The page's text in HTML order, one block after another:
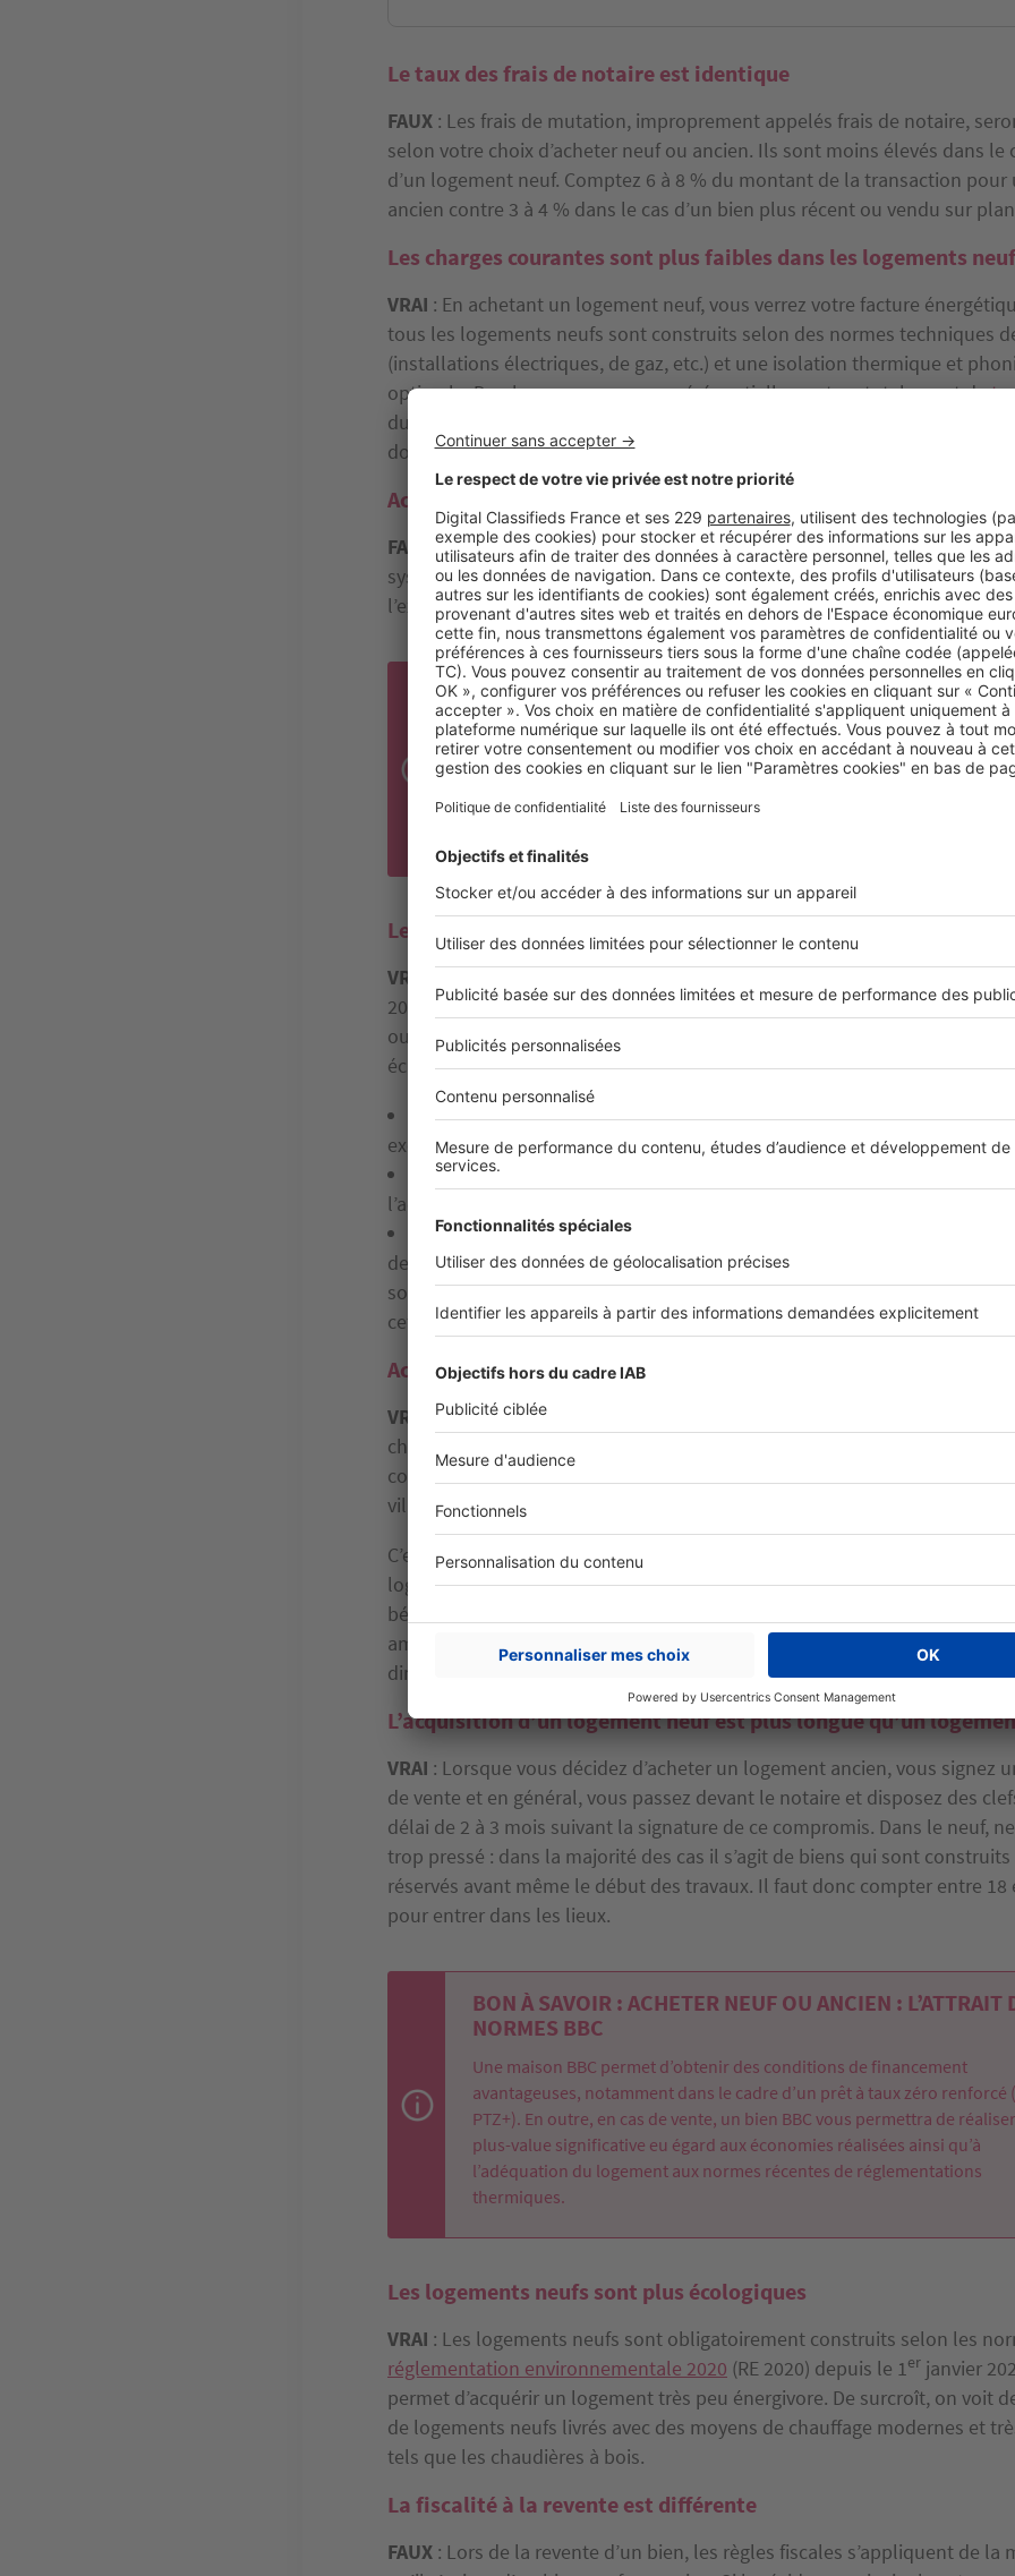
Le taux des frais de notaire est identique
FAUX : Les frais de mutation, improprement appelés frais de notaire,
selon votre choix d’acheter neuf ou ancien. Ils sont moins élevés dans le
d’un logement neuf. Comptez 6 à 8 % du montant de la transaction
ancien contre 3 à 4 % dans le cas d’un bien plus récent ou vendu sur
Les charges courantes sont plus faibles dans les logements
VRAI : En achetant un logement neuf, vous verrez votre facture
tous les logements neufs sont construits selon des normes techniques
(installations électriques, de gaz, etc.) et une isolation thermique et
optimale. De plus, vous serez exonéré partiellement ou totalement de
durant les deux premières années qui suivent l’achèvement de la
donc d’un autre critère déterminant pour acheter neuf ou ancien !
Acheter neuf ou ancien : pour se garer,
FAUX: Si vous disposez d’une voiture, sachez que les logements neufs
systématiquement livrés avec une place de parking, qu’elle soit en sous-
l’extérieur. Cela n’est que très rarement le cas pour les logements
BON À SAVOIR :ACHETER NEUF OU ANCIEN : QUELLES
GARANTIES ?
Dans le cas de l’achat d’un logement neuf, vous bénéficiez de la
qui dure un an à compter de la date de réception de
bien. Cette garantie porte sur tous les défauts de conformité et
Le prix d’acquisition d’un logement neuf est plus élevé
VRAI
20 % par rapport à celui d’un bien immobilier dans l’ancien. Vous
ou ancien pour cette raison ? Pour rappel, certains critères peuvent
écart :
Un bien immobilier neuf est construit et équipé selon certaines
exonèrent l’acquéreur de tous travaux durant 10 à 20 ans.
Le bien dispose des garanties biennales et décennales qui offrent
l’acquéreur d’être indemnisé en cas de préjudice suite à la livraison du
En général, les biens immobiliers neufs sont systématiquement livrés
deux places de parking, comme nous l’avons vu précédemment. Ces
sont comprises dans le prix d’achat du logement, mais notez bien que
cet emplacement aurait une valeur de 7 000 à 20 000 €.
Acheter neuf ou ancien apporte un cadre de vie différent
VRAI
: En effet, si vous souhaitez vivre en centre-ville, sachez que vous
chance d’y trouver un logement dans le neuf. Pour que des logements
construits, il faut des terrains disponibles, et c’est bien souvent à la
villes voire à l’extérieur que vous avez le plus de chance de les trouver.
C’est pourquoi le cadre de vie diffère selon votre choix : en jetant votre
logement ancien, vous avez plus de chance de vivre au plus près du
bénéficier des commodités qu’il offre. Mais si le neuf a votre préférence,
amené à vivre en lisière de la zone urbaine, ce qui vous permet de profiter
diminution de la circulation automobile, de plus de calme.
L’acquisition d’un logement neuf est plus longue qu’un
VRAI : Lorsque vous décidez d’acheter un logement ancien, vous signez
de vente et en général, vous passez devant le notaire et disposez des
délai de 2 à 3 mois suivant la signature de ce compromis. Dans le neuf,
trop pressé : dans la majorité des cas il s’agit de biens qui sont
réservés avant même le début des travaux. Il faut donc compter entre 18
pour entrer dans les lieux.
BON À SAVOIR : ACHETER NEUF OU ANCIEN : L’ATTRAIT
NORMES BBC
Une maison BBC permet d’obtenir des conditions de financement
avantageuses, notamment dans le cadre d’un prêt à taux zéro renforcé
PTZ+). En outre, en cas de vente, un bien BBC vous permettra de
plus-value significative eu égard aux économies réalisées ainsi qu’à
l’adéquation du logement aux normes récentes de réglementations
thermiques.
Les logements neufs sont plus écologiques
VRAI : Les logements neufs sont obligatoirement construits selon les
réglementation environnementale 2020 (RE 2020) depuis le 1er janvier
permet d’acquérir un logement très peu énergivore. De surcroît, on voit
de logements neufs livrés avec des moyens de chauffage modernes et
tels que les chaudières à bois.
La fiscalité à la revente est différente
FAUX : Lors de la revente d’un bien, les règles fiscales s’appliquent de la